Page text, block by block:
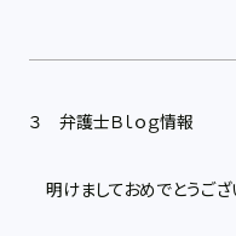
３ 弁護士Ｂｌｏｇ情報
明けましておめでとうござ